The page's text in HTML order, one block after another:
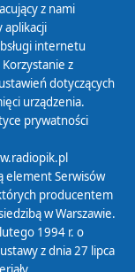
z nami
aplikacji
internetu
z
dotyczących
urządzenia.
prywatności
element Serwisów
producentem
w Warszawie.
1994 r. o
z dnia 27 lipca